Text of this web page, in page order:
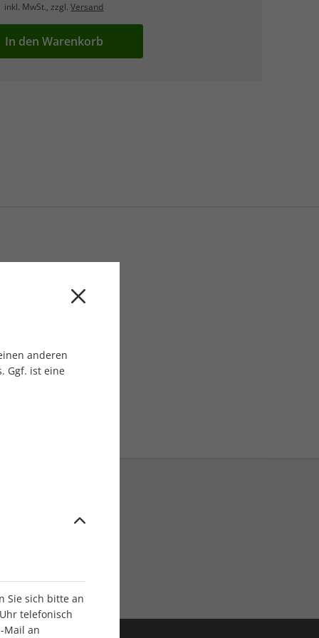
inkl. MwSt., zzgl.Versand
In den Warenkorb
anderen
Ggf. ist eine
Sie sich bitte an
telefonisch
Mail an